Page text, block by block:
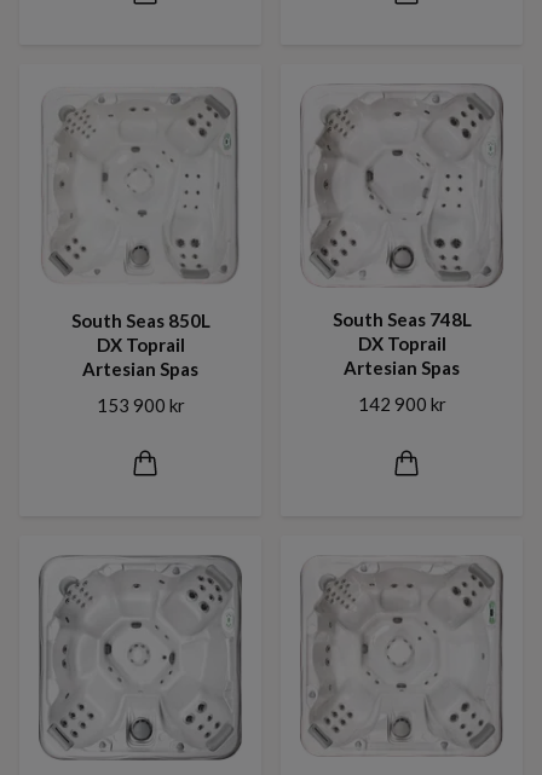
South Seas 850L
DX Toprail
Artesian Spas
153 900 kr
South Seas 748L
DX Toprail
Artesian Spas
142 900 kr